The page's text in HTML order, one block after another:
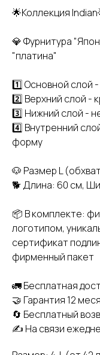
🌟Коллекция
💎 Фурнитура
"платина"
1️⃣ Основной слой
2️⃣ Верхний слой -
3️⃣ Нижний слой -
4️⃣ Внутренний
форму
🐶 Размер L
🐕 Длина: 60 см,
📦 В комплекте:
логотипом,
сертификат
фирменный пакет
🚛 Бесплатная
🤝 Гарантия 12
🔄 Бесплатный
✍️ На связи